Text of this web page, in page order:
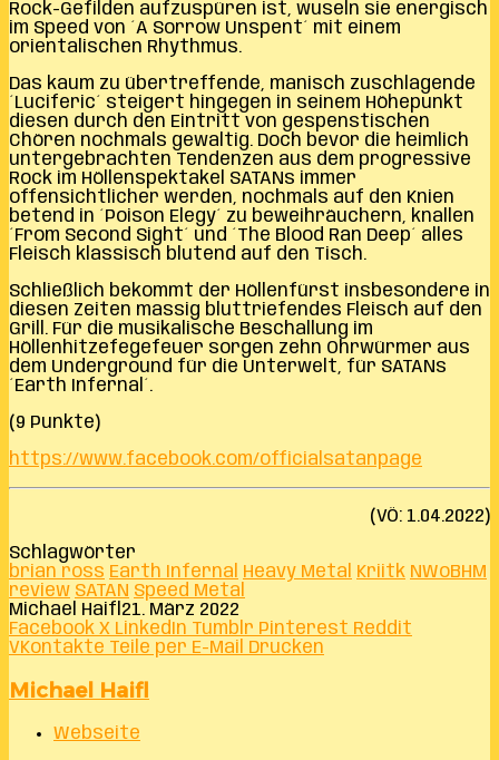
Rock-Gefilden aufzuspüren ist, wuseln sie energisch
im Speed von ´A Sorrow Unspent´ mit einem
orientalischen Rhythmus.
Das kaum zu übertreffende, manisch zuschlagende
´Luciferic´ steigert hingegen in seinem Höhepunkt
diesen durch den Eintritt von gespenstischen
Chören nochmals gewaltig. Doch bevor die heimlich
untergebrachten Tendenzen aus dem progressive
Rock im Höllenspektakel SATANs immer
offensichtlicher werden, nochmals auf den Knien
betend in ´Poison Elegy´ zu beweihräuchern, knallen
´From Second Sight´ und ´The Blood Ran Deep´ alles
Fleisch klassisch blutend auf den Tisch.
Schließlich bekommt der Höllenfürst insbesondere in
diesen Zeiten massig bluttriefendes Fleisch auf den
Grill. Für die musikalische Beschallung im
Höllenhitzefegefeuer sorgen zehn Ohrwürmer aus
dem Underground für die Unterwelt, für SATANs
´Earth Infernal´.
(9 Punkte)
https://www.facebook.com/officialsatanpage
(VÖ: 1.04.2022)
Schlagwörter
brian ross Earth Infernal Heavy Metal Kriitk NWoBHM
review SATAN Speed Metal
Michael Haifl 21. März 2022
Facebook X LinkedIn Tumblr Pinterest Reddit
VKontakte Teile per E-Mail Drucken
Michael Haifl
Webseite